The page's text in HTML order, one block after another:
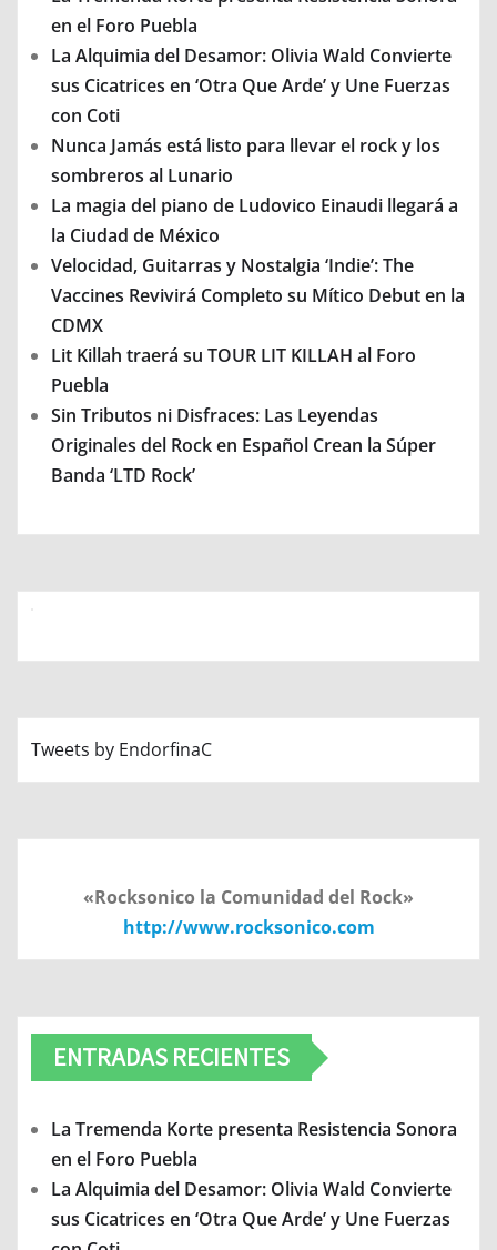
en el Foro Puebla
La Alquimia del Desamor: Olivia Wald Convierte
sus Cicatrices en ‘Otra Que Arde’ y Une Fuerzas
con Coti
Nunca Jamás está listo para llevar el rock y los
sombreros al Lunario
La magia del piano de Ludovico Einaudi llegará a
la Ciudad de México
Velocidad, Guitarras y Nostalgia ‘Indie’: The
Vaccines Revivirá Completo su Mítico Debut en la
CDMX
Lit Killah traerá su TOUR LIT KILLAH al Foro
Puebla
Sin Tributos ni Disfraces: Las Leyendas
Originales del Rock en Español Crean la Súper
Banda ‘LTD Rock’
Tweets by EndorfinaC
«Rocksonico la Comunidad del Rock»
http://www.rocksonico.com
ENTRADAS RECIENTES
La Tremenda Korte presenta Resistencia Sonora
en el Foro Puebla
La Alquimia del Desamor: Olivia Wald Convierte
sus Cicatrices en ‘Otra Que Arde’ y Une Fuerzas